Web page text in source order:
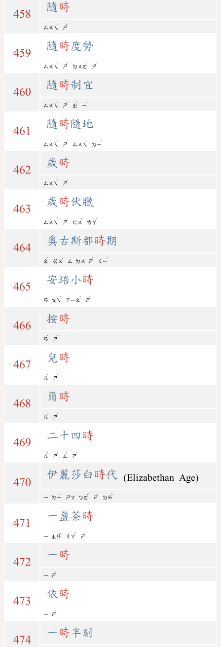
458
隨 時
ㄙㄨㄟ
ˊ
ㄕ
ˊ
459
隨 時度勢
ㄙㄨㄟ
ˊ
ㄕ
ˊ
ㄉㄨㄛ
ˋ
ㄕ
ˋ
460
隨 時制宜
ㄙㄨㄟ
ˊ
ㄕ
ˊ
ㄓ
ˋ
ㄧ
ˊ
461
隨 時隨地
ㄙㄨㄟ
ˊ
ㄕ
ˊ
ㄙㄨㄟ
ˊ
ㄉㄧ
ˋ
462
歲 時
ㄙㄨㄟ
ˋ
ㄕ
ˊ
463
歲 時伏臘
ㄙㄨㄟ
ˋ
ㄕ
ˊ
ㄈㄨ
ˊ
ㄌㄚ
ˋ
464
奧古斯都 時期
ㄠ
ˋ
ㄍㄨ
ˇ
ㄙ ㄉㄨ ㄕ
ˊ
ㄑㄧ
ˊ
465
安培小 時
ㄢ ㄆㄟ
ˊ
ㄒㄧㄠ
ˇ
ㄕ
ˊ
466
按時
ㄢ
ˋ
ㄕ
ˊ
467
兒 時
ㄦ
ˊ
ㄕ
ˊ
468
爾 時
ㄦ
ˇ
ㄕ
ˊ
469
二十四 時
ㄦ
ˋ
ㄕ
ˊ
ㄙ
ˋ
ㄕ
ˊ
470
伊麗莎白 時代 (Elizabethan Age)
ㄧ ㄌㄧ
ˋ
ㄕㄚ ㄅㄛ
ˊ
ㄕ
ˊ
ㄉㄞ
ˋ
471
一盞茶時
ㄧ ㄓㄢ
ˇ
ㄔㄚ
ˊ
ㄕ
ˊ
472
一 時
ㄧ ㄕ
ˊ
473
依 時
ㄧ ㄕ
ˊ
474
一 時半刻